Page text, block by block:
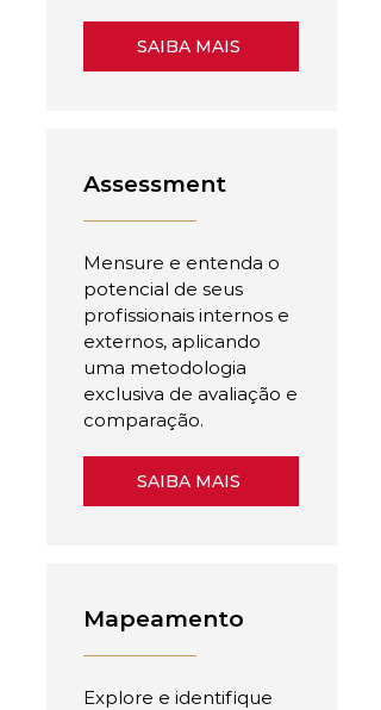
SAIBA MAIS
Assessment
Mensure e entenda o
potencial de seus
profissionais internos e
externos, aplicando
uma metodologia
exclusiva de avaliação e
comparação.
SAIBA MAIS
Mapeamento
Explore e identifique